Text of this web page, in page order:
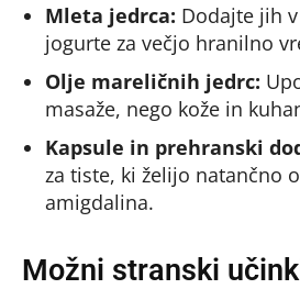
Mleta jedrca: Dodajte jih
jogurte za večjo hranilno
Olje mareličnih jedrc:
masaže, nego kože in
Kapsule in prehranski
za tiste, ki želijo natančno
amigdalina.
Možni stranski